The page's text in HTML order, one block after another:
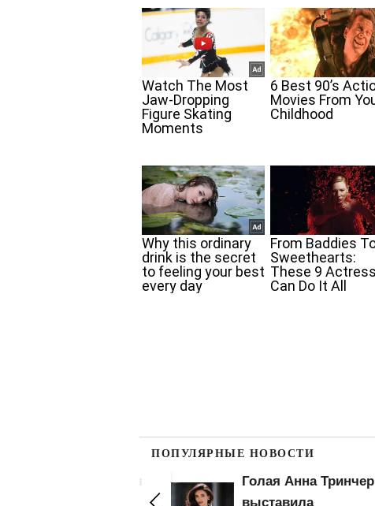
ПОПУЛЯРНЫЕ НОВОСТИ
Голая Анна Тринчер
выставила